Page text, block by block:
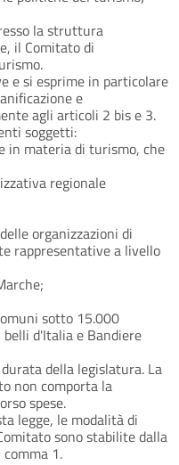
la struttura
il Comitato di
e si esprime in particolare
e
agli articoli 2 bis e 3.
soggetti:
in materia di turismo, che
regionale
organizzazioni di
rappresentative a livello
sotto 15.000
d'Italia e Bandiere
della legislatura. La
non comporta la
spese.
legge, le modalità di
sono stabilite dalla
1.